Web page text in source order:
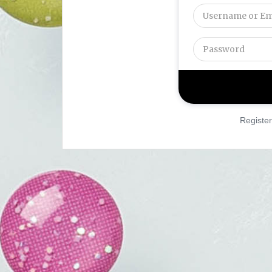
Register